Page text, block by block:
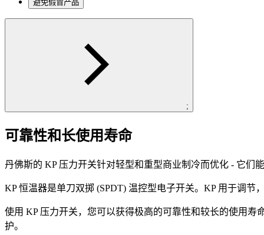
避免假冒产品
;
可靠性和长使用寿命
丹佛斯的 KP 压力开关针对轻型和重型商业制冷而优化 - 它们
KP 恒温器是单刀双掷 (SPDT) 温控型电子开关。KP 用于调节
使用 KP 压力开关，您可以获得极高的可靠性和较长的使用寿
护。